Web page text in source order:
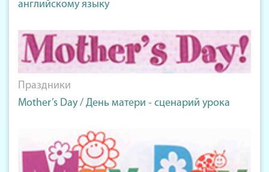
английскому языку
Праздники
Mother’s Day / День матери - сценарий урока